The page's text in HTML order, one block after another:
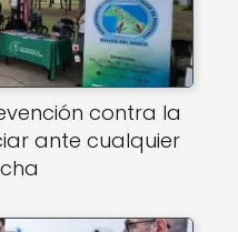
contra la
ante cualquier